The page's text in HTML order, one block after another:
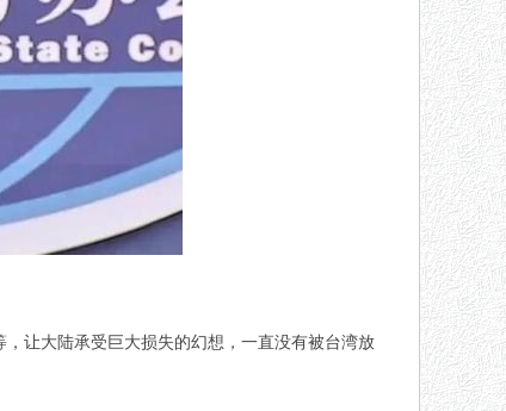
让大陆承受巨大损失的幻想，一直没有被台湾放